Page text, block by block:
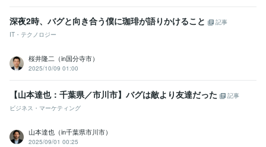
深夜2時、バグと向き合う僕に珈琲が語りかけること
記事
IT・テクノロジー
桜井隆二（in国分寺市）
2025/10/09 01:00
【山本達也：千葉県／市川市】バグは敵より友達だった
記事
ビジネス・マーケティング
山本達也（in千葉県市川市）
2025/09/01 00:25